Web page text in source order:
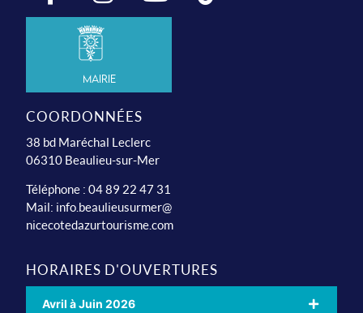
Mairie
COORDONNÉES
38 bd Maréchal Leclerc
06310 Beaulieu-sur-Mer
Téléphone : 04 89 22 47 31
Mail: info.beaulieusurmer@
nicecotedazurtourisme.com
HORAIRES D'OUVERTURES
Avril à Juin 2026